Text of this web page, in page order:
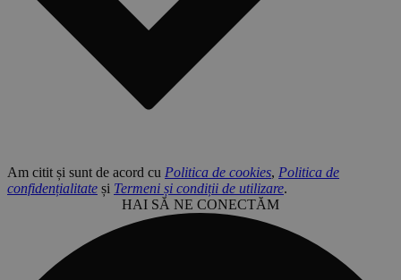
Am citit și sunt de acord cu Politica de cookies, Politica de
confidențialitate și Termeni și condiții de utilizare.
HAI SĂ NE CONECTĂM